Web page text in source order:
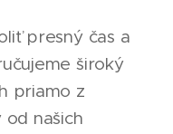
presný čas a
široký
priamo z
od našich